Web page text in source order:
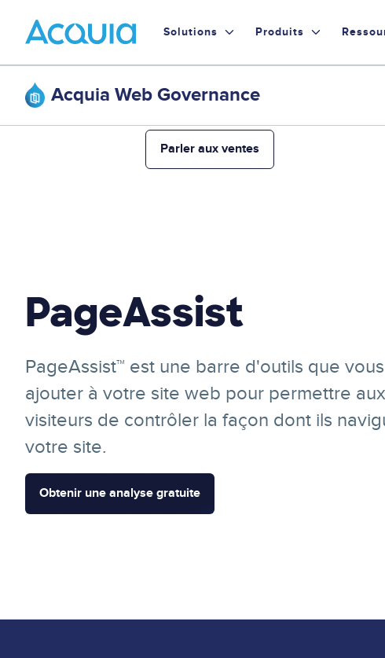
main
content
Primary
Menu
Solutions Produits
Acquia Web Governance
Parler aux ventes
PageAssist
PageAssist™ est une barre d'outils que
ajouter à votre site web pour permettre aux
visiteurs de contrôler la façon dont ils
votre site.
Obtenir une analyse gratuite